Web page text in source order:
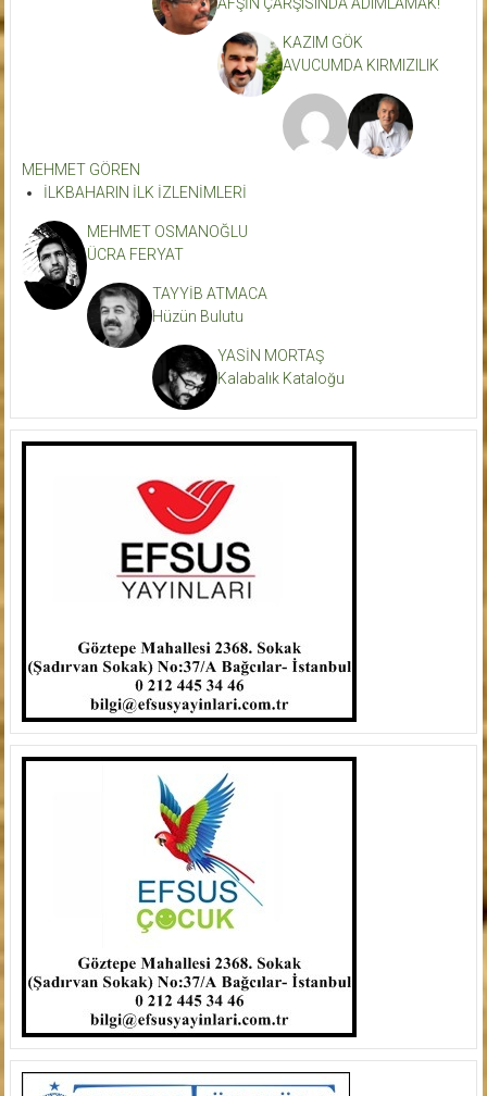
AFŞİN ÇARŞISINDA ADIMLAMAK!
KAZIM GÖK
AVUCUMDA KIRMIZILIK
MEHMET GÖREN
İLKBAHARIN İLK İZLENİMLERİ
MEHMET OSMANOĞLU
ÜCRA FERYAT
TAYYİB ATMACA
Hüzün Bulutu
YASİN MORTAŞ
Kalabalık Kataloğu